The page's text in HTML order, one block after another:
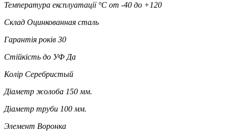
Температура експлуатації °C от -40 до +120
Склад Оцинкованная сталь
Гарантія років 30
Стійкість до УФ Да
Колір Серебристый
Діаметр жолоба 150 мм.
Діаметр труби 100 мм.
Элемент Воронка